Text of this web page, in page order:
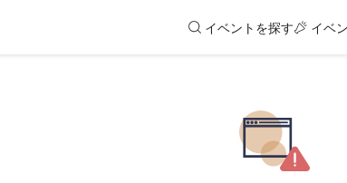
イベントを探す イベ